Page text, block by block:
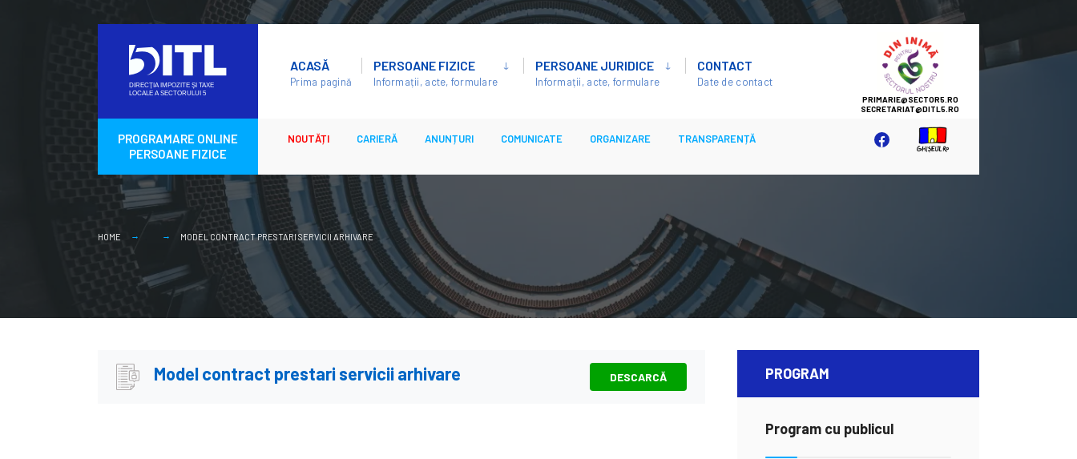
content
ACASĂ
Prima pagină
PERSOANE FIZICE
Informații, acte, formulare
PERSOANE JURIDICE
Informații, acte, formulare
CONTACT
Date de contact
SECTOR
5
PROGRAMARE ONLINE
PERSOANE FIZICE
NOUTĂȚI CARIERĂ ANUNȚURI COMUNICATE ORGANIZARE TRANSPARENȚĂ
HOME MODEL CONTRACT PRESTARI SERVICII ARHIVARE
Model contract prestari servicii arhivare DESCARCĂ PROGRAM
Program cu publicul